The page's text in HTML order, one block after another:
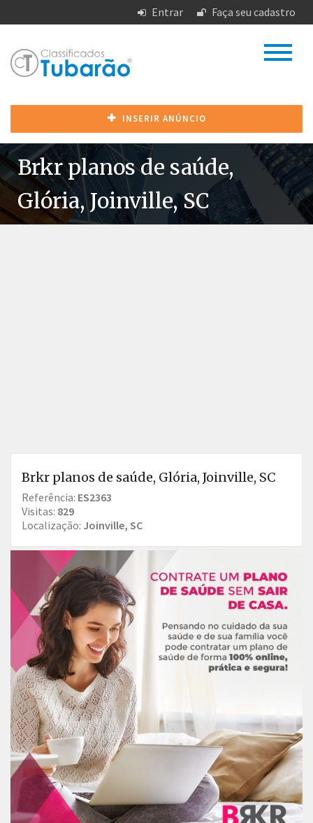
Entrar Faça seu cadastro
INSERIR ANÚNCIO
Brkr planos de saúde,
Glória, Joinville, SC
Brkr planos de saúde, Glória, Joinville, SC
Referência: ES2363
Visitas: 829
Localização: Joinville, SC